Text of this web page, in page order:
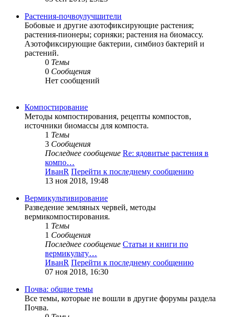
Растения-почвоулучшители
Бобовые и другие азотофиксирующие растения;
растения-пионеры; сорняки; растения на биомассу.
Азотофиксирующие бактерии, симбиоз бактерий и
растений.
0 Темы
0 Сообщения
Нет сообщений
Компостирование
Методы компостирования, рецепты компостов,
источники биомассы для компоста.
1 Темы
3 Сообщения
Последнее сообщение Re: ядовитые растения в
компо…
ИванR Перейти к последнему сообщению
13 ноя 2018, 19:48
Вермикультивирование
Разведение земляных червей, методы
вермикомпостирования.
1 Темы
1 Сообщения
Последнее сообщение Статьи и книги по
вермикульту…
ИванR Перейти к последнему сообщению
07 ноя 2018, 16:30
Почва: общие темы
Все темы, которые не вошли в другие форумы раздела
Почва.